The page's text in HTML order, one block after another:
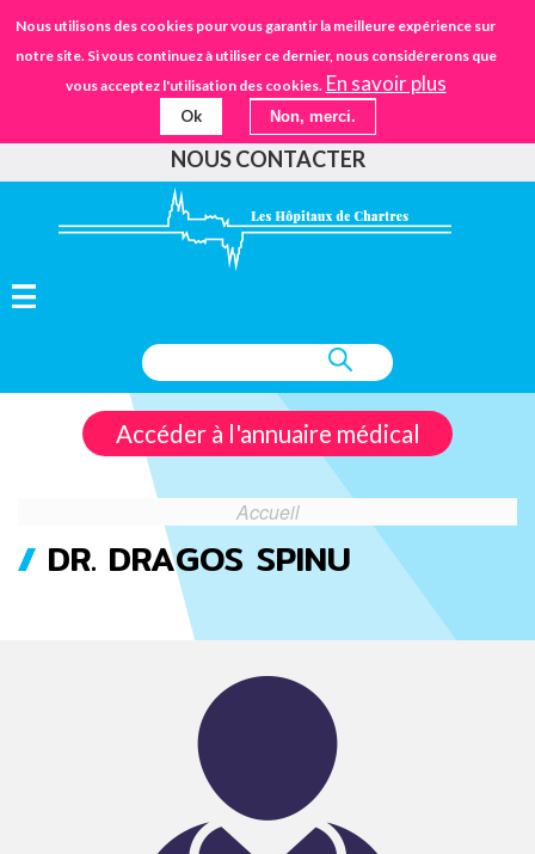
Nous utilisons des cookies pour vous garantir la meilleure expérience sur
notre site. Si vous continuez à utiliser ce dernier, nous considérerons que
vous acceptez l'utilisation des cookies. En savoir plus
Ok Non, merci.
Aller
au
contenu
principal
URGENCES STANDARD
02.37.30.30.30
IFSANTÉ CHARTRES
EHPAD
FAIRE UN DON
NOUS CONTACTER
Accéder à l'annuaire médical
Accueil
DR. DRAGOS SPINU